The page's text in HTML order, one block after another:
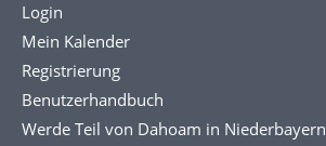
Login
Mein Kalender
Registrierung
Benutzerhandbuch
Werde Teil von Dahoam in Niederbayern